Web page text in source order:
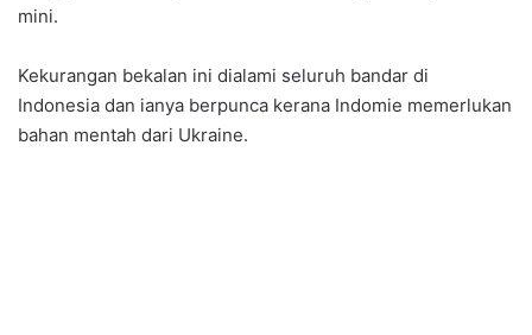
mini.
Kekurangan bekalan ini dialami seluruh bandar di
Indonesia dan ianya berpunca kerana Indomie memerlukan
bahan mentah dari Ukraine.